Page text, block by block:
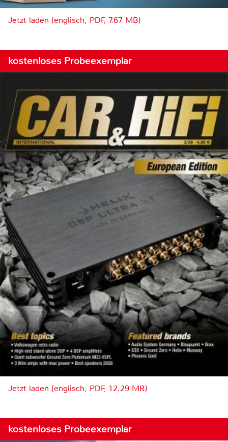
Jetzt laden (englisch, PDF, 7.67 MB)
kostenloses Probeexemplar
Jetzt laden (englisch, PDF, 12.29 MB)
kostenloses Probeexemplar